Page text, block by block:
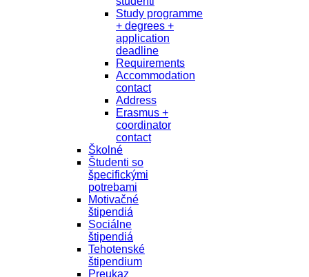
Study programme
+ degrees +
application
deadline
Requirements
Accommodation
contact
Address
Erasmus +
coordinator
contact
Školné
Študenti so
špecifickými
potrebami
Motivačné
štipendiá
Sociálne
štipendiá
Tehotenské
štipendium
Preukaz